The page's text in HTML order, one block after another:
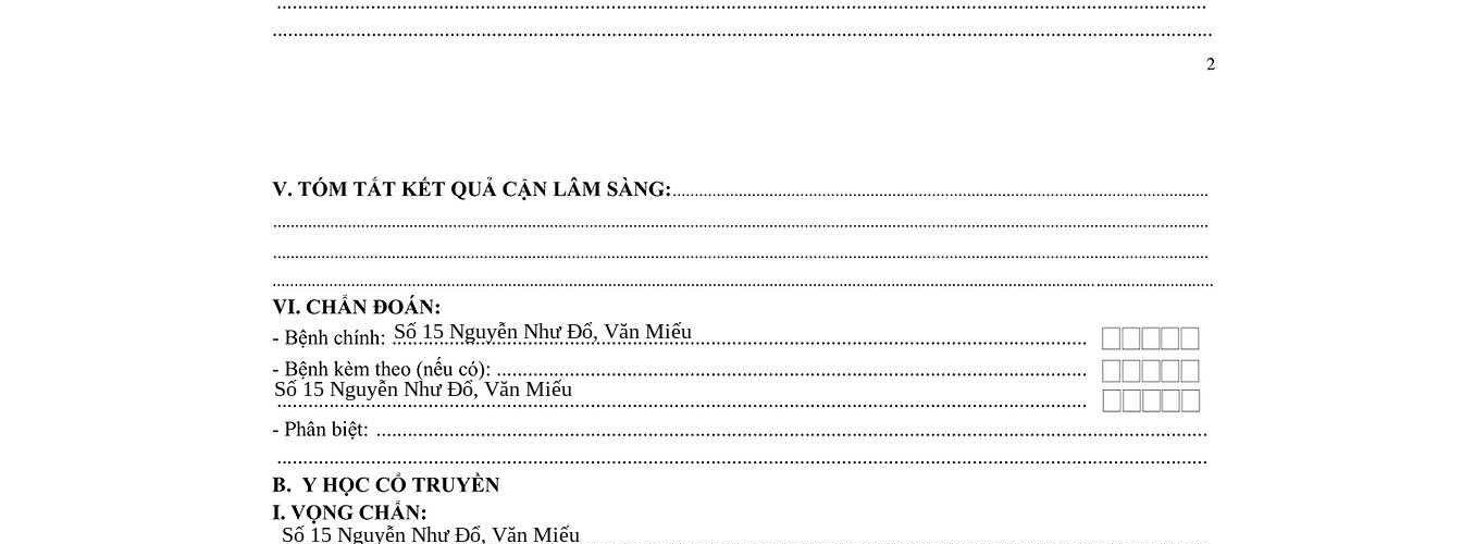
Số 15 Nguyễn Như Đổ, Văn Miếu​​​​
Số 15 Nguyễn Như Đổ, Văn Miếu​​​​
Số 15 Nguyễn Như Đổ, Văn Miếu​​​​